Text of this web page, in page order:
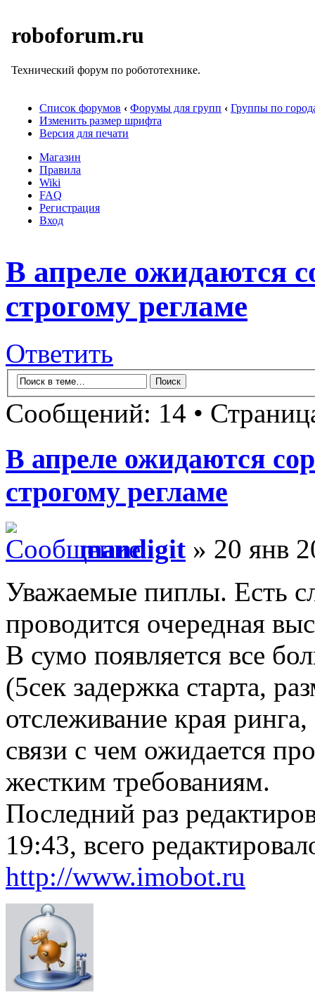
roboforum.ru
Технический форум по робототехнике.
Список форумов ‹ Форумы для групп ‹ Группы по
Изменить размер шрифта
Версия для печати
Магазин
Правила
Wiki
FAQ
Регистрация
Вход
В апреле ожидаются
строгому регламе
Ответить
Сообщений: 14 •
В апреле ожидаются
строгому регламе
mandigit » 20 янв
Уважаемые пиплы. Есть
проводится очередная
В сумо появляется все
(5сек задержка старта,
отслеживание края
связи с чем ожидается
жестким требованиям.
Последний раз
19:43, всего
http://www.imobot.ru